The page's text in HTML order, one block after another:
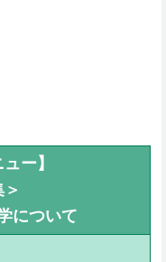
ー】
について